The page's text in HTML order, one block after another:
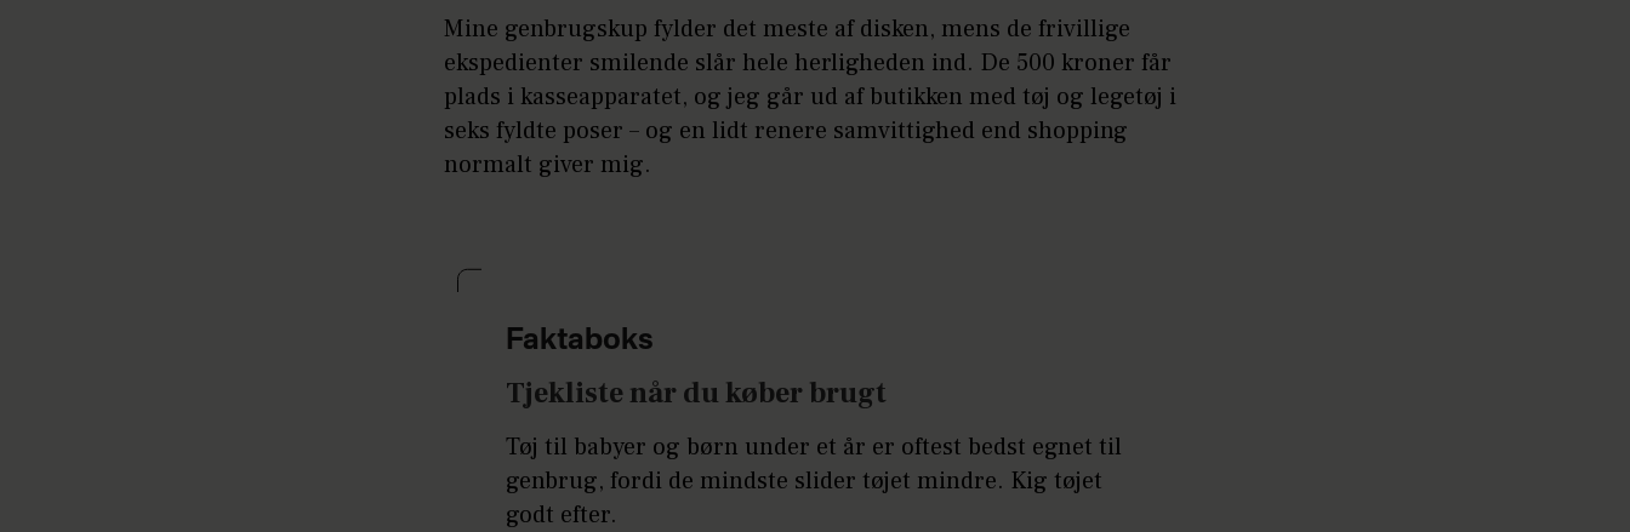
Mine genbrugskup fylder det meste af disken, mens de frivillige
ekspedienter smilende slår hele herligheden ind. De 500 kroner får
plads i kasseapparatet, og jeg går ud af butikken med tøj og legetøj i
seks fyldte poser – og en lidt renere samvittighed end shopping
normalt giver mig.
Faktaboks
Tjekliste når du køber brugt
Tøj til babyer og børn under et år er oftest bedst egnet til
genbrug, fordi de mindste slider tøjet mindre. Kig tøjet
godt efter.